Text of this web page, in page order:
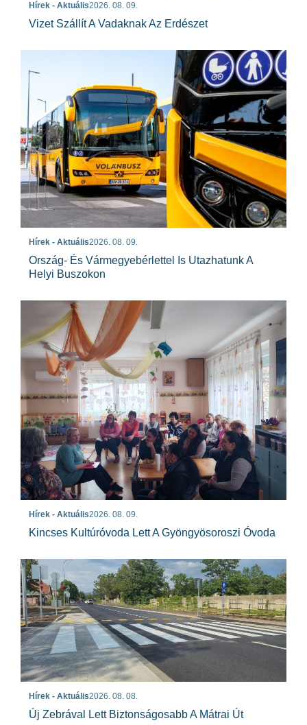
Hírek - Aktuális2026. 08. 09.
Vizet Szállít A Vadaknak Az Erdészet
Hírek - Aktuális2026. 08. 09.
Ország- És Vármegyebérlettel Is Utazhatunk A
Helyi Buszokon
Hírek - Aktuális2026. 08. 09.
Kincses Kultúróvoda Lett A Gyöngyösoroszi Óvoda
Hírek - Aktuális2026. 08. 08.
Új Zebrával Lett Biztonságosabb A Mátrai Út